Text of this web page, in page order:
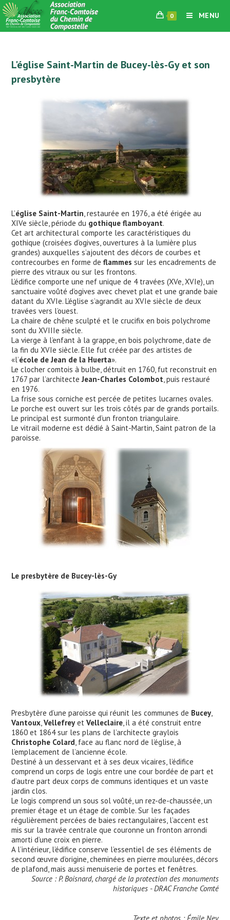
Skip
to
content
0 MENU
L'église Saint-Martin de Bucey-lès-Gy et son
presbytère
L’église Saint-Martin, restaurée en 1976, a été érigée au
XIVe siècle, période du gothique flamboyant.
Cet art architectural comporte les caractéristiques du
gothique (croisées d’ogives, ouvertures à la lumière plus
grandes) auxquelles s’ajoutent des décors de courbes et
contrecourbes en forme deflammes sur les encadrements de
pierre des vitraux ou sur les frontons.
L’édifice comporte une nef unique de 4 travées (XVe, XVIe), un
sanctuaire voûté d’ogives avec chevet plat et une grande baie
datant du XVIe. L’église s’agrandit au XVIe siècle de deux
travées vers l’ouest.
La chaire de chêne sculpté et le crucifix en bois polychrome
sont du XVIIIe siècle.
La vierge à l’enfant à la grappe, en bois polychrome, date de
la fin du XVIe siècle. Elle fut créée par des artistes de
«l’école de Jean de la Huerta».
Le clocher comtois à bulbe, détruit en 1760, fut reconstruit en
1767 par l’architecteJean-Charles Colombot, puis restauré
en 1976.
La frise sous corniche est percée de petites lucarnes ovales.
Le porche est ouvert sur les trois côtés par de grands portails.
Le principal est surmonté d’un fronton triangulaire.
Le vitrail moderne est dédié à Saint-Martin, Saint patron de la
paroisse.
Le presbytère de Bucey-lès-Gy
Presbytère d’une paroisse qui réunit les communes de Bucey,
Vantoux,VellefreyetVelleclaire, il a été construit entre
1860 et 1864 sur les plans de l’architecte graylois
Christophe Colard, face au flanc nord de l’église, à
l’emplacement de l’ancienne école.
Destiné à un desservant et à ses deux vicaires, l’édifice
comprend un corps de logis entre une cour bordée de part et
d’autre part deux corps de communs identiques et un vaste
jardin clos.
Le logis comprend un sous sol voûté, un rez-de-chaussée, un
premier étage et un étage de comble. Sur les façades
régulièrement percées de baies rectangulaires, l’accent est
mis sur la travée centrale que couronne un fronton arrondi
amorti d’une croix en pierre.
A l’intérieur, l’édifice conserve l’essentiel de ses éléments de
second œuvre d’origine, cheminées en pierre moulurées, décors
de plafond, mais aussi menuiserie de portes et fenêtres.
Source : P. Boisnard, chargé de la protection des monuments
historiques - DRAC Franche Comté